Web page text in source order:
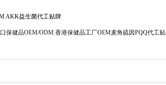
AKK益生菌代工贴牌
保健品OEM/ODM,香港保健品工厂OEM麦角硫因PQQ代工